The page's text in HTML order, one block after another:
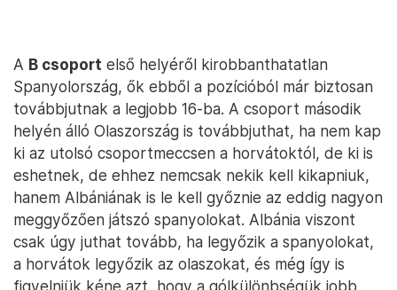
A B csoport első helyéről kirobbanthatatlan
Spanyolország, ők ebből a pozícióból már biztosan
továbbjutnak a legjobb 16-ba. A csoport második
helyén álló Olaszország is továbbjuthat, ha nem kap
ki az utolsó csoportmeccsen a horvátoktól, de ki is
eshetnek, de ehhez nemcsak nekik kell kikapniuk,
hanem Albániának is le kell győznie az eddig nagyon
meggyőzően játszó spanyolokat. Albánia viszont
csak úgy juthat tovább, ha legyőzik a spanyolokat,
a horvátok legyőzik az olaszokat, és még így is
figyelniük kéne azt, hogy a gólkülönbségük jobb